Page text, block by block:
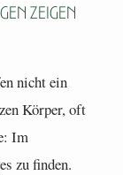
zeigen
nicht ein
Körper, oft
Im
zu finden.